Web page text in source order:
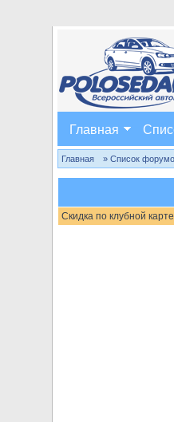
Главная
Главная » Список
Скидка по клубной